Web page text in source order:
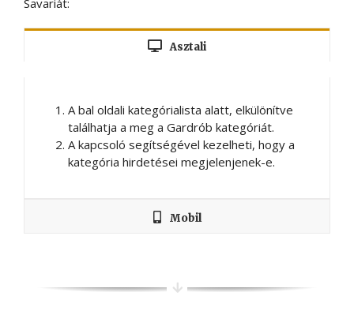
Asztali
A bal oldali kategórialista alatt, elkülönítve
találhatja a meg a Gardrób kategóriát.
A kapcsoló segítségével kezelheti, hogy a
kategória hirdetései megjelenjenek-e.
Mobil